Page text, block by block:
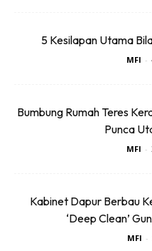
5 Kesilapan Utama
MFI -
Bumbung Rumah Teres
Punca
MFI -
Kabinet Dapur Berbau
‘Deep Clean’
MFI -